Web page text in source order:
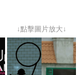
↓點擊圖片放大↓